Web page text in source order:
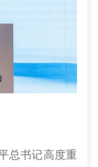
总书记高度重